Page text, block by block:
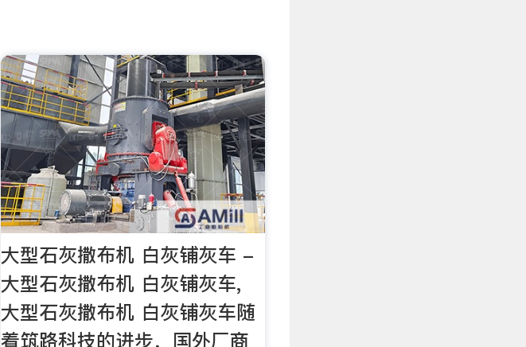
大型石灰撒布机 白灰铺灰车 -
大型石灰撒布机 白灰铺灰车,
大型石灰撒布机 白灰铺灰车随
着筑路科技的进步，国外厂商